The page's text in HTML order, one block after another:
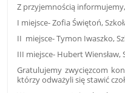
Z przyjemnością
I miejsce- Zofia Świętoń,
II miejsce- Tymon Iwaszko,
III miejsce- Hubert Wiensław,
Gratulujemy zwycięzcom
którzy odważyli się stawić